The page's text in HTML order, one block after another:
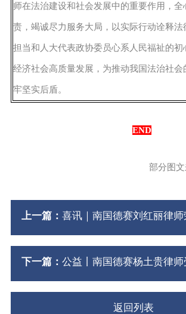
师在法治建设和社会发展中的重要作用，全
责，竭诚尽力服务大局，以实际行动诠释法
担当和人大代表政协委员心系人民福祉的初
经济社会高质量发展，为推动我国法治社会
牢坚实后盾。
END
部分图
上一篇： 喜讯｜南国德赛刘红丽律师
下一篇： 公益丨南国德赛杨土贵律
返回列表